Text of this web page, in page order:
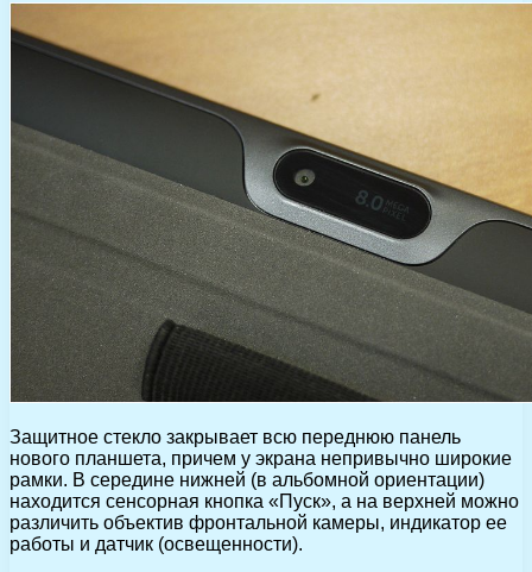
Защитное стекло закрывает всю переднюю панель
нового планшета, причем у экрана непривычно широкие
рамки. В середине нижней (в альбомной ориентации)
находится сенсорная кнопка «Пуск», а на верхней можно
различить объектив фронтальной камеры, индикатор ее
работы и датчик (освещенности).